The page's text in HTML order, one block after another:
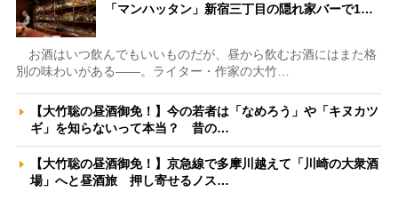
「マンハッタン」新宿三丁目の隠れ家バーで1…
お酒はいつ飲んでもいいものだが、昼から飲むお酒にはまた格
別の味わいがある――。ライター・作家の大竹…
【大竹聡の昼酒御免！】今の若者は「なめろう」や「キヌカツ
ギ」を知らないって本当？ 昔の…
【大竹聡の昼酒御免！】京急線で多摩川越えて「川崎の大衆酒
場」へと昼酒旅 押し寄せるノス…